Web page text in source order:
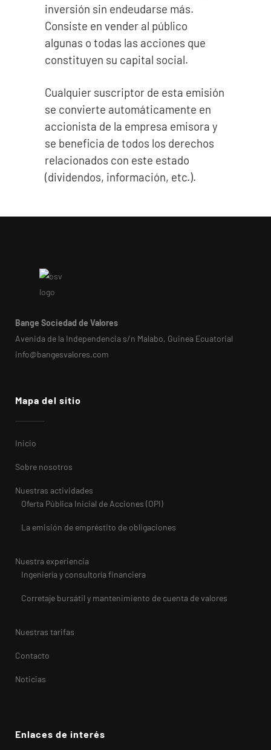
inversión sin endeudarse más.
Consiste en vender al público
algunas o todas las acciones que
constituyen su capital social.
Cualquier suscriptor de esta emisión
se convierte automáticamente en
accionista de la empresa emisora y
se beneficia de todos los derechos
relacionados con este estado
(dividendos, información, etc.).
Bange Sociedad de Valores
Avenida de la Independencia s/n Malabo, Guinea Ecuatorial
info@bangesvalores.com
Mapa del sitio
Inicio
Sobre nosotros
Nuestras actividades
Oferta Pública Inicial de Acciones (OPI)
La emisión de empréstito de obligaciones
Nuestra experiencia
Ingeniería y consultoría financiera
Corretaje bursátil y mantenimiento de cuenta de valores
Nuestras tarifas
Contacto
Noticias
Enlaces de interés